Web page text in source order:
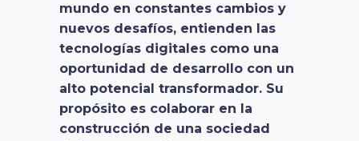
mundo en constantes cambios y
nuevos desafíos, entienden las
tecnologías digitales como una
oportunidad de desarrollo con un
alto potencial transformador. Su
propósito es colaborar en la
construcción de una sociedad